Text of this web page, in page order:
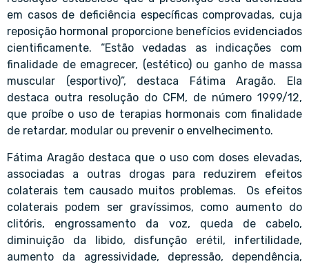
em casos de deficiência específicas comprovadas, cuja
reposição hormonal proporcione benefícios evidenciados
cientificamente. “Estão vedadas as indicações com
finalidade de emagrecer, (estético) ou ganho de massa
muscular (esportivo)”, destaca Fátima Aragão. Ela
destaca outra resolução do CFM, de número 1999/12,
que proíbe o uso de terapias hormonais com finalidade
de retardar, modular ou prevenir o envelhecimento.
Fátima Aragão destaca que o uso com doses elevadas,
associadas a outras drogas para reduzirem efeitos
colaterais tem causado muitos problemas. Os efeitos
colaterais podem ser gravíssimos, como aumento do
clitóris, engrossamento da voz, queda de cabelo,
diminuição da libido, disfunção erétil, infertilidade,
aumento da agressividade, depressão, dependência,